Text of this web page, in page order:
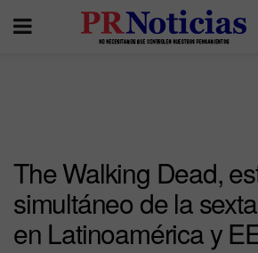
The Walking Dead,
simultáneo de la
en Latinoamérica y